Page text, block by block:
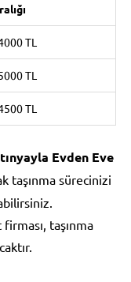
TL
TL
TL
Evden Eve
taşınma sürecinizi
taşınma